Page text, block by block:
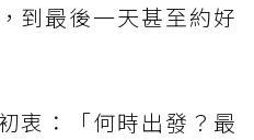
到最後一天甚至約好
衷：「何時出發？最